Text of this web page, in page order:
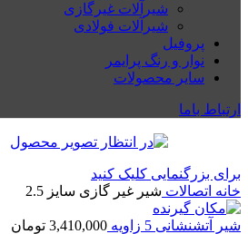
شیرآلات غیرگازی
شیرآلات فولادی
پروفیل
نوار و رنگ پرایمر
سایر محصولات
ارتباط باما
برای بزرگنمایی کلیک کنید
خانه اتصالات شیر غیر گازی سایز 2.5
شیر آتشنشانی 5 زاویه 3,410,000 تومان